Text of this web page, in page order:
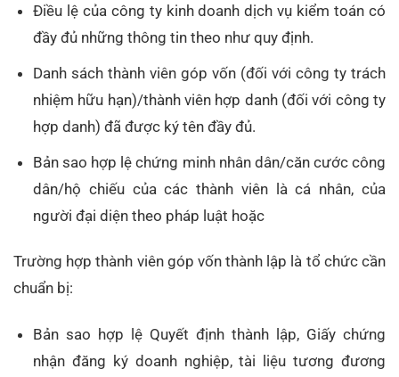
Điều lệ của công ty kinh doanh dịch vụ kiểm toán có
đầy đủ những thông tin theo như quy định.
Danh sách thành viên góp vốn (đối với công ty trách
nhiệm hữu hạn)/thành viên hợp danh (đối với công ty
hợp danh) đã được ký tên đầy đủ.
Bản sao hợp lệ chứng minh nhân dân/căn cước công
dân/hộ chiếu của các thành viên là cá nhân, của
người đại diện theo pháp luật hoặc
Trường hợp thành viên góp vốn thành lập là tổ chức cần
chuẩn bị:
Bản sao hợp lệ Quyết định thành lập, Giấy chứng
nhận đăng ký doanh nghiệp, tài liệu tương đương